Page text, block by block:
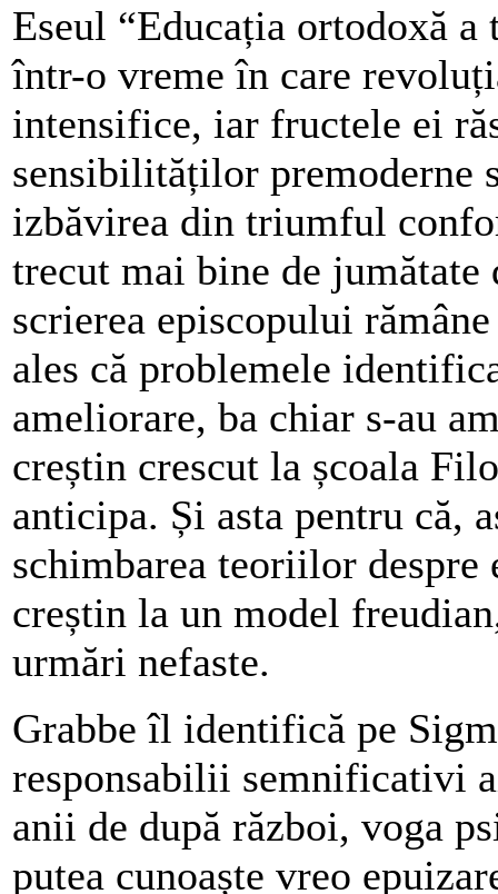
Eseul “Educația ortodoxă
într-o vreme în care
intensifice, iar fructele ei
sensibilităților premoderne
izbăvirea din triumful
trecut mai bine de
scrierea episcopului
ales că problemele
ameliorare, ba chiar s-au
creștin crescut la școala
anticipa. Și asta pentru că,
schimbarea teoriilor despre
creștin la un model
urmări nefaste.
Grabbe îl identifică pe
responsabilii semnificativi
anii de după război, voga
putea cunoaște vreo